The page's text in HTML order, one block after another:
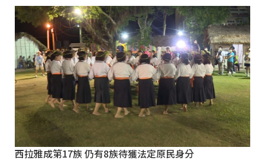
西拉雅成第17族 仍有8族待獲法定原民身分